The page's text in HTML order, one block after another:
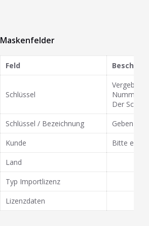
Maskenfelder
Feld
Schlüssel
Vergeben
Nummer
Der
Schlüssel / Bezeichnung
Geben Sie
Kunde
Bitte eine
Land
Typ Importlizenz
Lizenzdaten